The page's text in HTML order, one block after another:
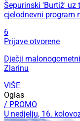
Šepurinski 'Burtiž'
cjelodnevni program
6
Prijave otvorene
Dječji
Zlarinu
VIŠE
Oglas
/ PROMO
U nedjelju, 16.